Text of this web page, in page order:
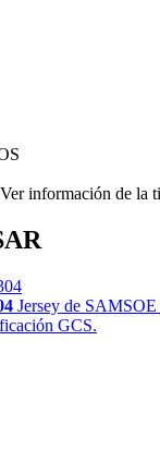
información de la
Jersey de
GCS.